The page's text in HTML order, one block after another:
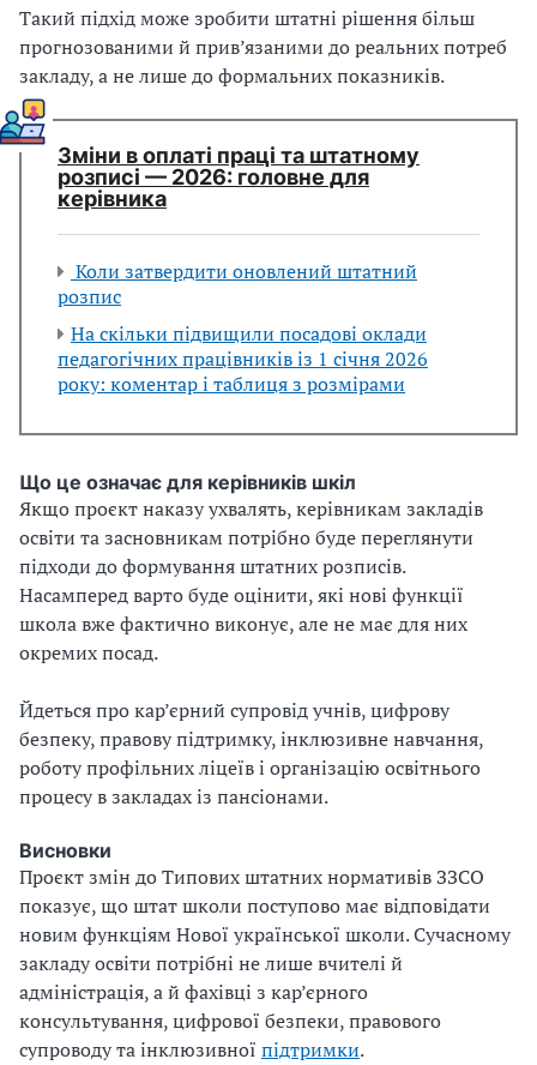
Такий підхід може зробити штатні рішення більш
прогнозованими й прив’язаними до реальних потреб
закладу, а не лише до формальних показників.
Зміни в оплаті праці та штатному
розписі — 2026: головне для
керівника
Коли затвердити оновлений штатний
розпис
На скільки підвищили посадові оклади
педагогічних працівників із 1 січня 2026
року: коментар і таблиця з розмірами
Що це означає для керівників шкіл
Якщо проєкт наказу ухвалять, керівникам закладів
освіти та засновникам потрібно буде переглянути
підходи до формування штатних розписів.
Насамперед варто буде оцінити, які нові функції
школа вже фактично виконує, але не має для них
окремих посад.
Йдеться про кар’єрний супровід учнів, цифрову
безпеку, правову підтримку, інклюзивне навчання,
роботу профільних ліцеїв і організацію освітнього
процесу в закладах із пансіонами.
Висновки
Проєкт змін до Типових штатних нормативів ЗЗСО
показує, що штат школи поступово має відповідати
новим функціям Нової української школи. Сучасному
закладу освіти потрібні не лише вчителі й
адміністрація, а й фахівці з кар’єрного
консультування, цифрової безпеки, правового
супроводу та інклюзивної підтримки.